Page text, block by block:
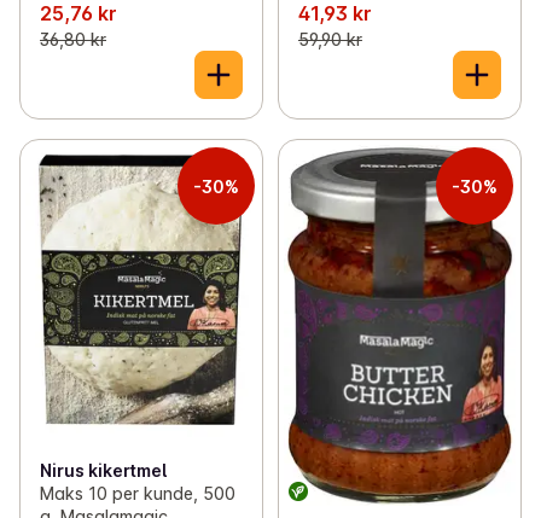
25,76 kr
36,80 kr
41,93 kr
59,90 kr
-30%
Nirus kikertmel
Maks 10 per kunde, 500
-30%